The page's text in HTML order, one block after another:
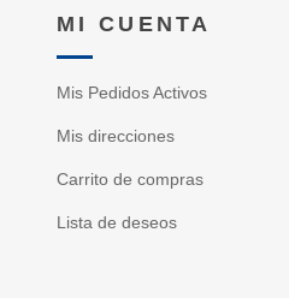
MI CUENTA
Mis Pedidos Activos
Mis direcciones
Carrito de compras
Lista de deseos